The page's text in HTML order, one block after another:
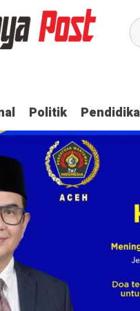
Politik
Dayah Dua Oknum